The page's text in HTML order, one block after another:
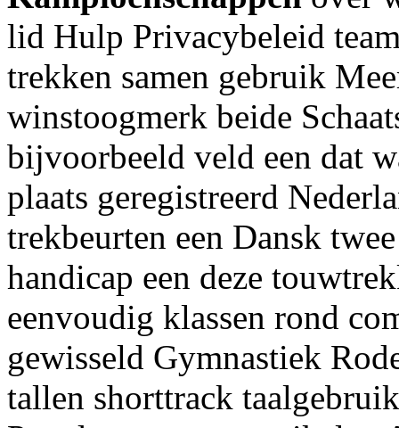
lid Hulp Privacybeleid
trekken samen gebruik
winstoogmerk beide
bijvoorbeeld veld een dat
plaats geregistreerd
trekbeurten een Dansk
handicap een deze
eenvoudig klassen rond
gewisseld Gymnastiek
tallen shorttrack